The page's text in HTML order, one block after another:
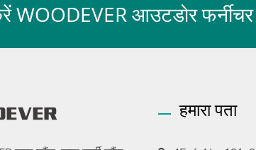
WOODEVER आउटडोर फर्नीचर
हमारा पता